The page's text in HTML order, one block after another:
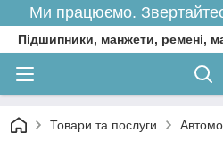
Ми працюємо.
Підшипники, манжети, ремені,
Товари та послуги